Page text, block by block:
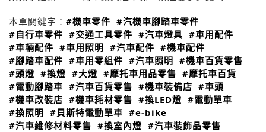
本單關鍵字： #機車零件 #汽機車腳踏車零件
#自行車零件 #交通工具零件 #汽車燈具 #車用配件
#車輛配件 #車用照明 #汽車配件 #機車配件
#腳踏車配件 #車用零組件 #汽車照明 #機車百貨零售
#頭燈 #換燈 #大燈 #摩托車用品零售 #摩托車百貨
#電動腳踏車 #汽車百貨零售 #機車裝備店 #車頭
#機車改裝店 #機車耗材零售 #換LED燈 #電動單車
#換照明 #貝斯特電動單車 #e-bike
#汽車維修材料零售 #換室內燈 #汽車裝飾品零售